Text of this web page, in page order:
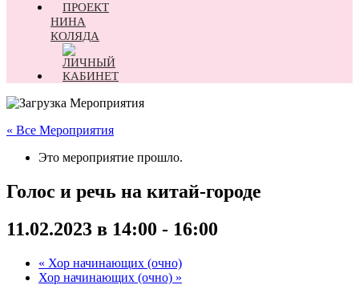
ПРОЕКТ
НИНА
КОЛЯДА
« Все Мероприятия
Это мероприятие прошло.
Голос и речь на китай-городе
11.02.2023 в 14:00 - 16:00
« Хор начинающих (очно)
Хор начинающих (очно) »